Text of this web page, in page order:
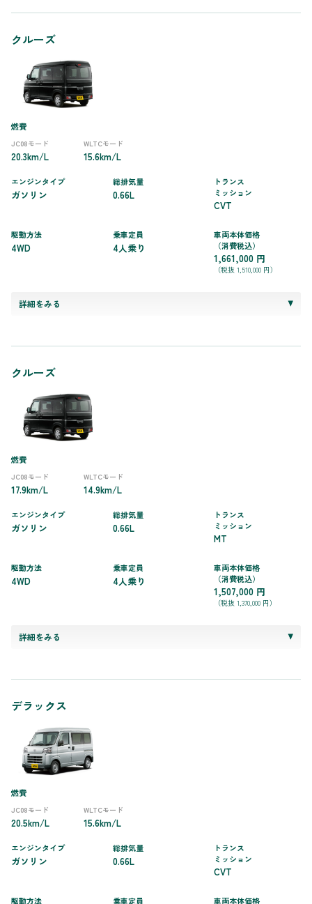
クルーズ
燃費
JC08モード
20.3km/L
WLTCモード
15.6km/L
エンジンタイプ
ガソリン
総排気量
0.66L
トランス
ミッション
CVT
駆動方法
4WD
乗車定員
4人乗り
車両本体価格
（消費税込）
1,661,000 円
（税抜 1,510,000 円）
詳細をみる
クルーズ
燃費
JC08モード
17.9km/L
WLTCモード
14.9km/L
エンジンタイプ
ガソリン
総排気量
0.66L
トランス
ミッション
MT
駆動方法
4WD
乗車定員
4人乗り
車両本体価格
（消費税込）
1,507,000 円
（税抜 1,370,000 円）
詳細をみる
デラックス
燃費
JC08モード
20.5km/L
WLTCモード
15.6km/L
エンジンタイプ
ガソリン
総排気量
0.66L
トランス
ミッション
CVT
駆動方法 乗車定員 車両本体価格